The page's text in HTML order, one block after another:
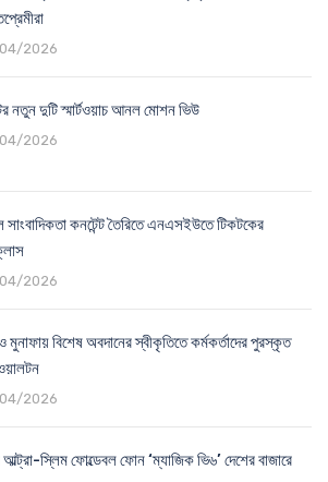
2026
নতুন দুটি স্মার্টওয়াচ আনল মোশন ভিউ
2026
সাংবাদিকতা কনটেন্ট তৈরিতে এনএসইউতে টিকটকের
2026
মুনাফায় বিশেষ অবদানের স্বীকৃতিতে কর্মকর্তাদের পুরস্কৃত
2026
স্লিম ফোল্ডেবল ফোন ‘ম্যাজিক ভি৬’ দেশের বাজারে